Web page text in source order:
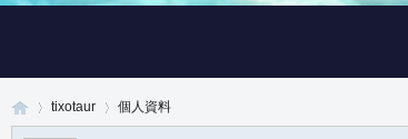
tixotaur 個人資料